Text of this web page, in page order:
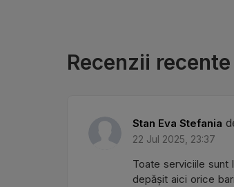
Recenzii recente
Stan Eva Stefania
22 Jul 2025, 23:37
Toate serviciile sunt
depășit aici orice